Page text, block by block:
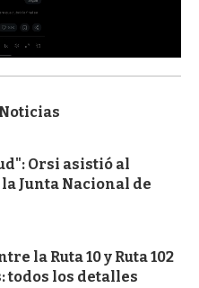
Orsi asistió al
Junta Nacional de
la Ruta 10 y Ruta 102
todos los detalles